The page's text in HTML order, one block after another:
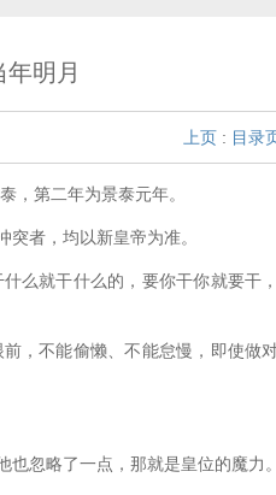
明月
上页 : 目录
第二年为景泰元年。
者，均以新皇帝为准。
么就干什么的，要你干你就要干
，不能偷懒、不能怠慢，即使做
忽略了一点，那就是皇位的魔力。